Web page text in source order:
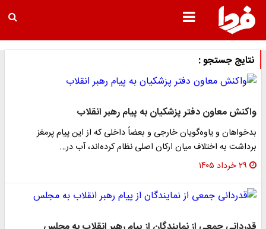
نتایج جستجو :
واکنش معاون دفتر پزشکیان به پیام رهبر انقلاب
بدخواهان و یاوه‌گویان خارجی و بعضاً داخلی که از این پیام پرمغز
برداشت به اختلاف میان ارکان اصلی نظام کرده‌اند، آب در…
۲۹ خرداد ۱۴۰۵